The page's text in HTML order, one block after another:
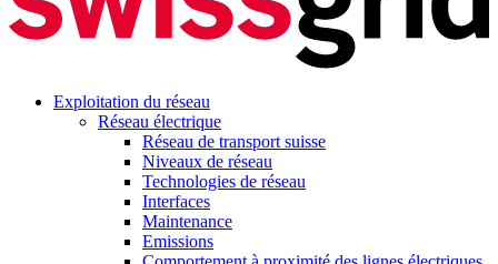
Exploitation du réseau
Réseau électrique
Réseau de transport suisse
Niveaux de réseau
Technologies de réseau
Interfaces
Maintenance
Emissions